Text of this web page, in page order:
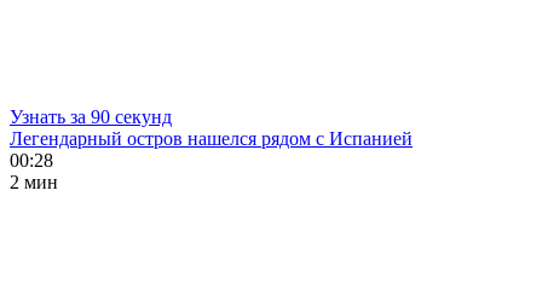
Узнать за 90 секунд
Легендарный остров нашелся рядом с Испанией
00:28
2 мин